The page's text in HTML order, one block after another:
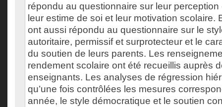
répondu au questionnaire sur leur
leur estime de soi et leur motivation scolaire.
ont aussi répondu au questionnaire sur le
autoritaire, permissif et surprotecteur et le
du soutien de leurs parents. Les
rendement scolaire ont été recueillis auprès
enseignants. Les analyses de régression
qu’une fois contrôlées les mesures
année, le style démocratique et le soutien